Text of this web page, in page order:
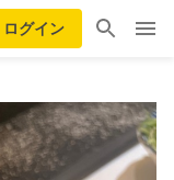
ログイン